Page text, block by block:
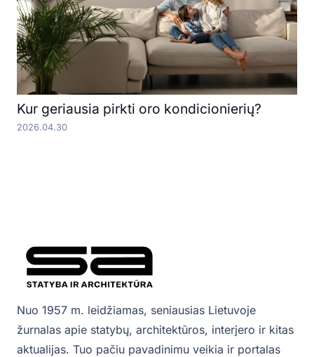
Kur geriausia pirkti oro kondicionierių?
2026.04.30
Nuo 1957 m. leidžiamas, seniausias Lietuvoje
žurnalas apie statybų, architektūros, interjero ir kitas
aktualijas. Tuo pačiu pavadinimu veikia ir portalas